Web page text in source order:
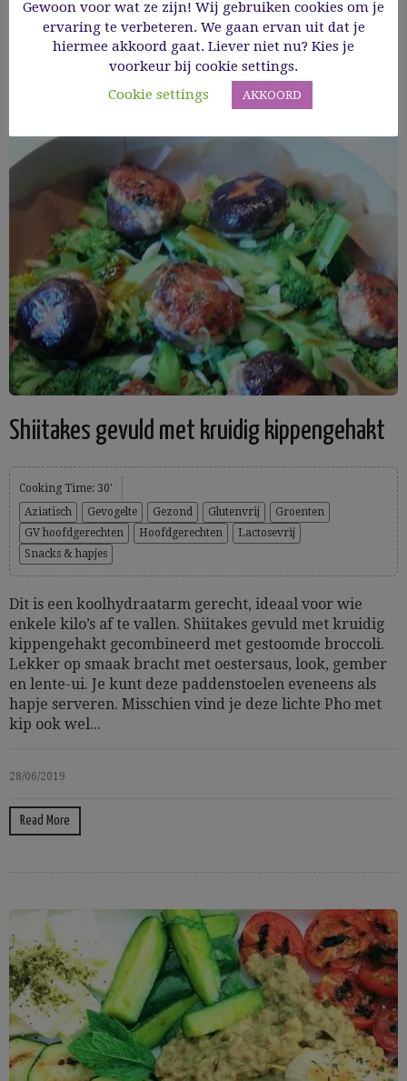
Read More
Shiitakes gevuld met kruidig kippengehakt
Cooking Time: 30'
Aziatisch
Gevogelte Gezond Glutenvrij
Groenten
GV hoofdgerechten
Hoofdgerechten
Lactosevrij
Snacks & hapjes
Dit is een koolhydraatarm gerecht, ideaal voor wie
enkele kilo’s af te vallen. Shiitakes gevuld met kruidig
kippengehakt gecombineerd met gestoomde broccoli.
Lekker op smaak bracht met oestersaus, look, gember
en lente-ui. Je kunt deze paddenstoelen eveneens als
hapje serveren. Misschien vind je deze lichte Pho met
kip ook wel...
28/06/2019
Read More
Gewoon voor wat ze zijn! Wij gebruiken cookies om je
ervaring te verbeteren. We gaan ervan uit dat je
hiermee akkoord gaat. Liever niet nu? Kies je
voorkeur bij cookie settings.
Cookie settings
AKKOORD